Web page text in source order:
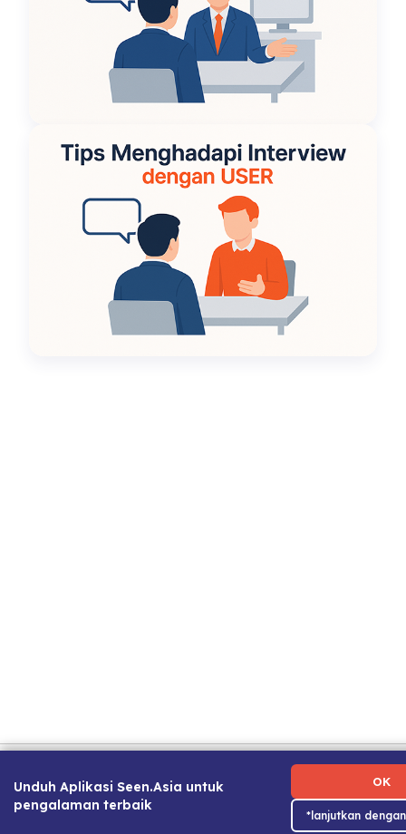
Unduh Aplikasi Seen.Asia untuk
pengalaman terbaik
OK
*lanjutkan
|Tentang Kami
Kami|Panduan Karier